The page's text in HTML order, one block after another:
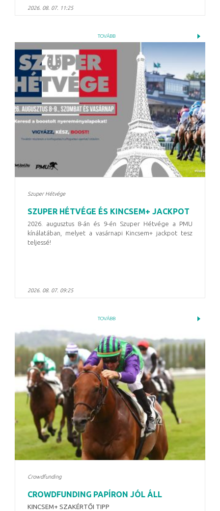
2026. 08. 07. 11:25
TOVÁBB
Szuper Hétvége
SZUPER HÉTVÉGE ÉS KINCSEM+ JACKPOT
2026. augusztus 8-án és 9-én Szuper Hétvége a PMU
kínálatában, melyet a vasárnapi Kincsem+ jackpot tesz
teljessé!
2026. 08. 07. 09:25
TOVÁBB
Crowdfunding
CROWDFUNDING PAPÍRON JÓL ÁLL
KINCSEM+ SZAKÉRTŐI TIPP